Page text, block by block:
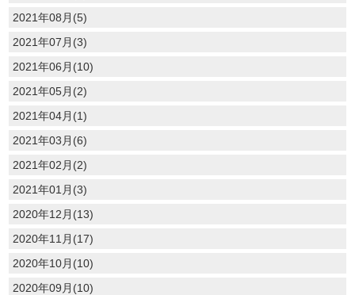
2021年08月(5)
2021年07月(3)
2021年06月(10)
2021年05月(2)
2021年04月(1)
2021年03月(6)
2021年02月(2)
2021年01月(3)
2020年12月(13)
2020年11月(17)
2020年10月(10)
2020年09月(10)